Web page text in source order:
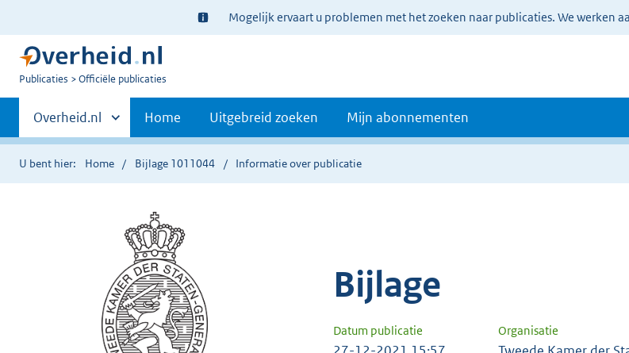
Ter
informatie:
Mogelijk ervaart u problemen met het zoeken naar publicaties. We werken
U
Publicaties Officiële publicaties
Primaire
navigatie
Andere
sites
binnen
Overheid.nl Home Uitgebreid zoeken Mijn abonnementen
U bent hier: Home Bijlage 1011044 Informatie over publicatie
Bijlage
Datum publicatie Organisatie